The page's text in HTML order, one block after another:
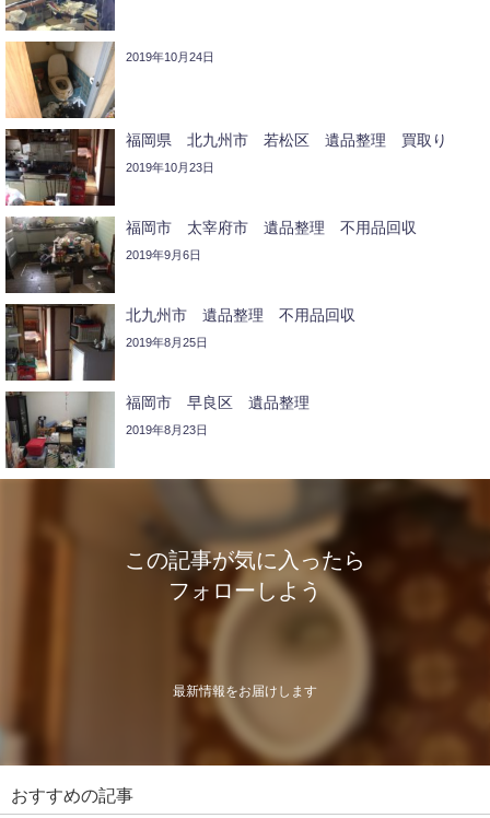
2019年10月24日
福岡県 北九州市 若松区 遺品整理 買取り
2019年10月23日
福岡市 太宰府市 遺品整理 不用品回収
2019年9月6日
北九州市 遺品整理 不用品回収
2019年8月25日
福岡市 早良区 遺品整理
2019年8月23日
この記事が気に入ったら
フォローしよう
最新情報をお届けします
おすすめの記事